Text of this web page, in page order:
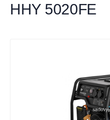
HHY 5020FE